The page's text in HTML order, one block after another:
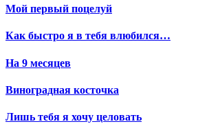
Мой первый поцелуй
Как быстро я в тебя влюбился…
На 9 месяцев
Виноградная косточка
Лишь тебя я хочу целовать